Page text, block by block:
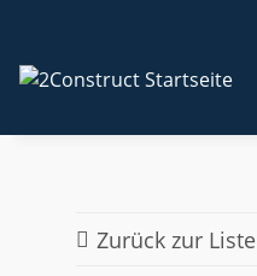
Zurück zur Liste